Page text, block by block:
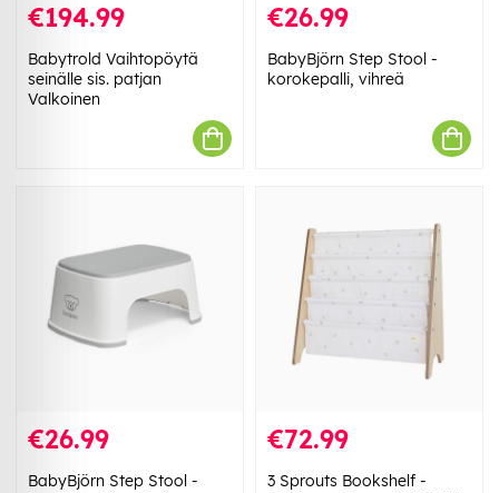
€194.99
Babytrold Vaihtopöytä
seinälle sis. patjan
Valkoinen
€26.99
BabyBjörn Step Stool -
korokepalli, vihreä
€26.99
BabyBjörn Step Stool -
€72.99
3 Sprouts Bookshelf -